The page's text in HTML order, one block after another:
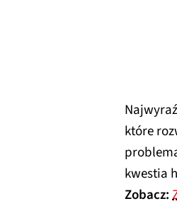
które
kwestia
Zobacz: